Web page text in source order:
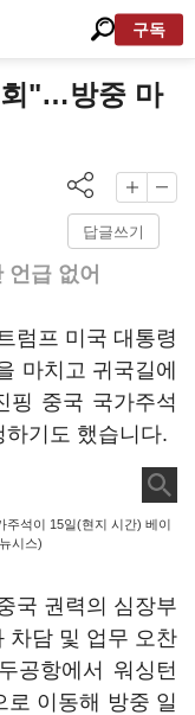
구독
회"…방중 마
답글쓰기
언급 없어
럼프 미국 대통령
마치고 귀국길에
핑 중국 국가주석
기도 했습니다.
주석이 15일(현지 시간) 베이
시스)
국 권력의 심장부
차담 및 업무 오찬
공항에서 워싱턴
로 이동해 방중 일